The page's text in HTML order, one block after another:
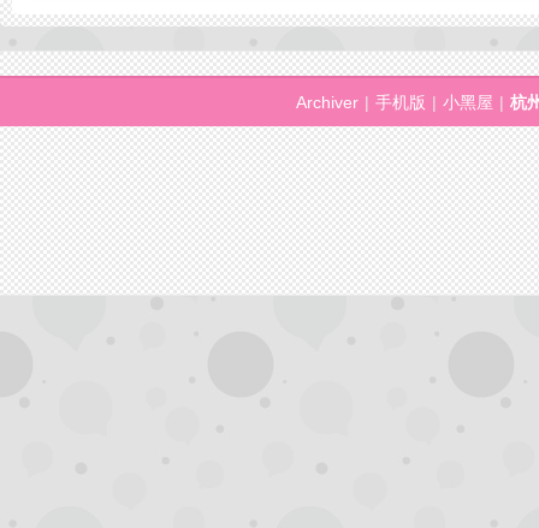
Archiver | 手机版 | 小黑屋 | 杭